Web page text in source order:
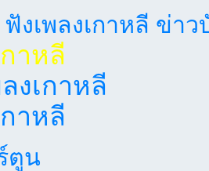
งเพลงเกาหลี ข่าว
าหลี
งเกาหลี
าหลี
ตูน